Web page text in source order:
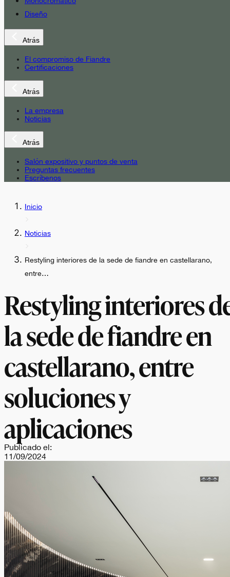
Diseño
Atrás
El compromiso de Fiandre
Certificaciones
Atrás
La empresa
Noticias
Atrás
Salón expositivo y puntos de venta
Preguntas frecuentes
Escríbenos
Inicio
Noticias
Restyling interiores de la sede de fiandre en castellarano,
entre…
Restyling interiores
la sede de fiandre en
castellarano, entre
soluciones y
aplicaciones
Publicado el:
11/09/2024